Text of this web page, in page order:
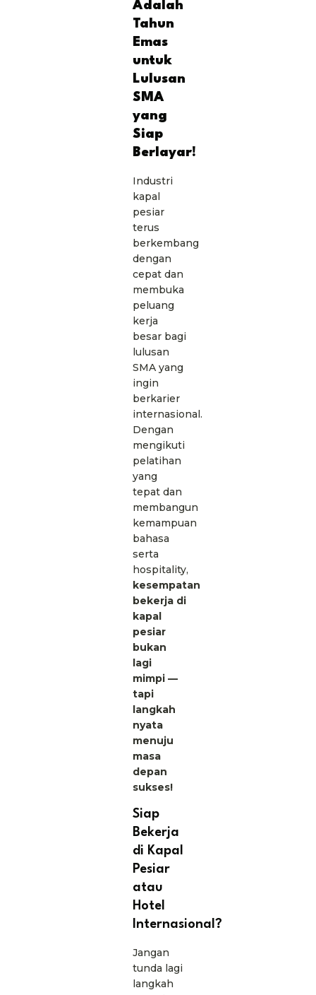
Adalah
Tahun
Emas
untuk
Lulusan
SMA
yang
Siap
Berlayar!
Industri
kapal
pesiar
terus
berkembang
dengan
cepat dan
membuka
peluang
kerja
besar bagi
lulusan
SMA yang
ingin
berkarier
internasional.
Dengan
mengikuti
pelatihan
yang
tepat dan
membangun
kemampuan
bahasa
serta
hospitality,
kesempatan
bekerja di
kapal
pesiar
bukan
lagi
mimpi —
tapi
langkah
nyata
menuju
masa
depan
sukses!
Siap
Bekerja
di Kapal
Pesiar
atau
Hotel
Internasional?
Jangan
tunda lagi
langkah